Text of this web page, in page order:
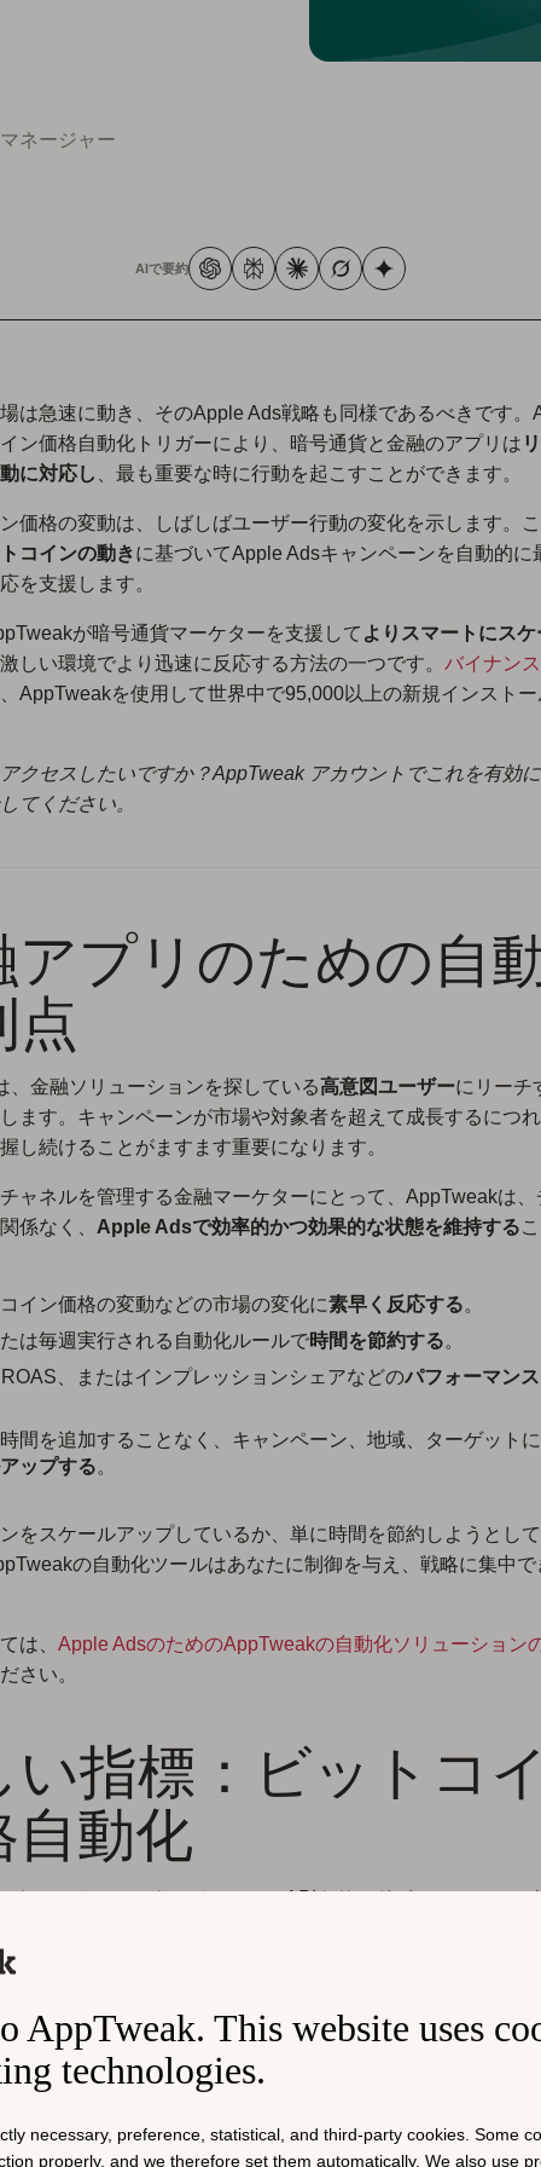
AppTweak. This website uses
technologies.
necessary, preference, statistical, and third-party cookies. Some
properly, and we therefore set them automatically. We also use
ネージャー
AIで要約
は急速に動き、そのApple Ads戦略も同様であるべきです。
ン価格自動化トリガーにより、暗号通貨と金融のアプリは
に対応し
、最も重要な時に行動を起こすことができます。
価格の変動は、しばしばユーザー行動の変化を示します。
コインの動きに基づいてApple Adsキャンペーンを自動的に
を支援します。
が暗号通貨マーケターを支援して よりスマートにス
しい環境でより迅速に反応する方法の一つです。 バイナン
、AppTweakを使用して世界中で95,000以上の新規インスト
クセスしたいですか？AppTweak アカウントでこれを有効
てください。
アプリのための自
点
、金融ソリューションを探している高意図ユーザーにリーチ
ます。キャンペーンが市場や対象者を超えて成長するにつ
し続けることがますます重要になります。
ャネルを管理する金融マーケターにとって、AppTweakは
係なく、 Apple Adsで効率的かつ効果的な状態を維持する
イン価格の変動などの市場の変化に素早く反応する。
は毎週実行される自動化ルールで時間を節約する。
、またはインプレッションシェアなどのパフォーマン
間を追加することなく、キャンペーン、地域、ターゲット
ップする。
をスケールアップしているか、単に時間を節約しようとし
の自動化ツールはあなたに制御を与え、戦略に集中
は、 Apple AdsのためのAppTweakの自動化ソリューション
さい。
い指標：ビットコ
自動化
キャンペーンマネージャーで、APIやサードパーティツール
ました。
動化に残りを処理させる柔軟性を提供します。